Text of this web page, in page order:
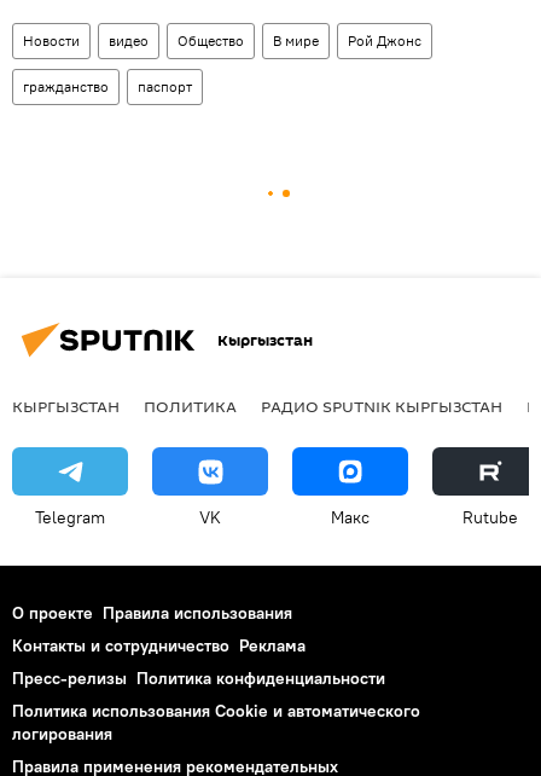
Новости видео Общество В мире Рой Джонс
гражданство паспорт
Кыргызстан
КЫРГЫЗСТАН ПОЛИТИКА РАДИО SPUTNIK КЫРГЫЗСТАН
Telegram VK Макс Rutube
О проекте Правила использования
Контакты и сотрудничество Реклама
Пресс-релизы Политика конфиденциальности
Политика использования Cookie и автоматического
логирования
Правила применения рекомендательных